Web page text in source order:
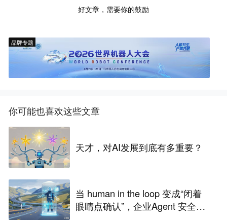
好文章，需要你的鼓励
品牌专题
你可能也喜欢这些文章
天才，对AI发展到底有多重要？
当 human in the loop 变成“闭着
眼睛点确认”，企业Agent 安全还